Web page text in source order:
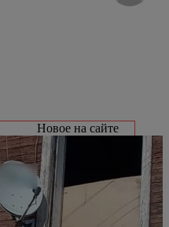
Новое на сайте